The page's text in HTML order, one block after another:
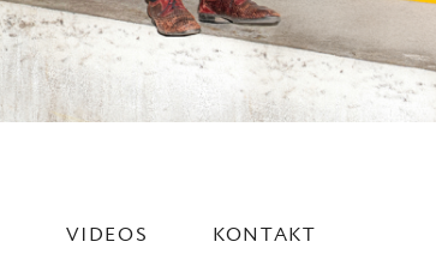
VIDEOS KONTAKT